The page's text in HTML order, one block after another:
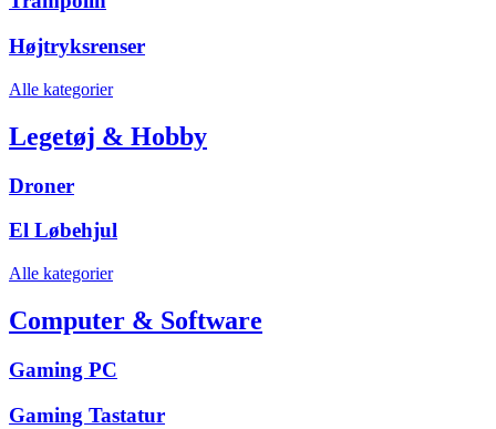
Højtryksrenser
Alle kategorier
Legetøj & Hobby
Droner
El Løbehjul
Alle kategorier
Computer & Software
Gaming PC
Gaming Tastatur